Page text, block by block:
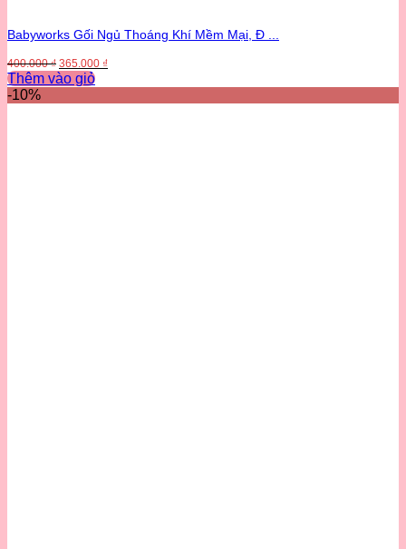
Babyworks Gối Ngủ Thoáng Khí Mềm Mại, Đ ...
400.000₫ Giá
gốc
là:
365.000 ₫Giá
hiện
tại
Thêm vào giỏ
-10%